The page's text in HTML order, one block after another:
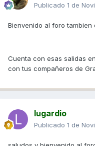
Publicado 1 de
Bienvenido al foro tambien
Cuenta con esas salidas
con tus compañeros de
lugardio
Publicado 1 de